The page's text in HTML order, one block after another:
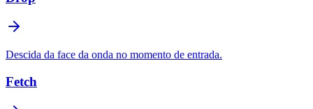
Descida da face da onda no momento de entrada.
Fetch